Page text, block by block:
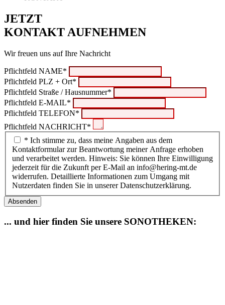
JETZT
KONTAKT AUFNEHMEN
Wir freuen uns auf Ihre Nachricht
Pflichtfeld NAME*
Pflichtfeld PLZ + Ort*
Pflichtfeld Straße / Hausnummer*
Pflichtfeld E-MAIL*
Pflichtfeld TELEFON*
Pflichtfeld NACHRICHT*
* Ich stimme zu, dass meine Angaben aus dem
Kontaktformular zur Beantwortung meiner Anfrage erhoben
und verarbeitet werden. Hinweis: Sie können Ihre Einwilligung
jederzeit für die Zukunft per E-Mail an info@hering-mt.de
widerrufen. Detaillierte Informationen zum Umgang mit
Nutzerdaten finden Sie in unserer Datenschutzerklärung.
Absenden
... und hier finden Sie unsere SONOTHEKEN: